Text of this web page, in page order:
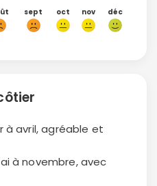
sept oct nov déc
à avril, agréable et
à novembre, avec